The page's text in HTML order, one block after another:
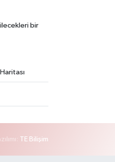
bir
TE Bilişim